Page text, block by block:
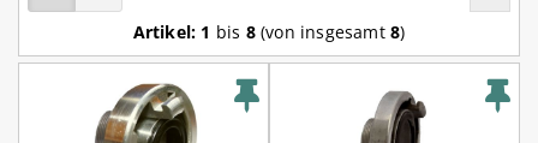
Artikel: 1 bis 8(von insgesamt 8)